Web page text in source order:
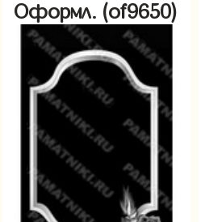
Оформл. (of9650)